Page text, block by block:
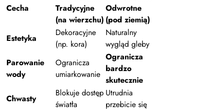
Cecha
Tradycyjne
(na wierzchu)
Odwrotne
(pod ziemią)
Estetyka
Dekoracyjne
(np. kora)
Naturalny
wygląd gleby
Parowanie
wody
Ogranicza
umiarkowanie
Ogranicza
bardzo
skutecznie
Chwasty
Blokuje dostęp
światła
Utrudnia
przebicie się